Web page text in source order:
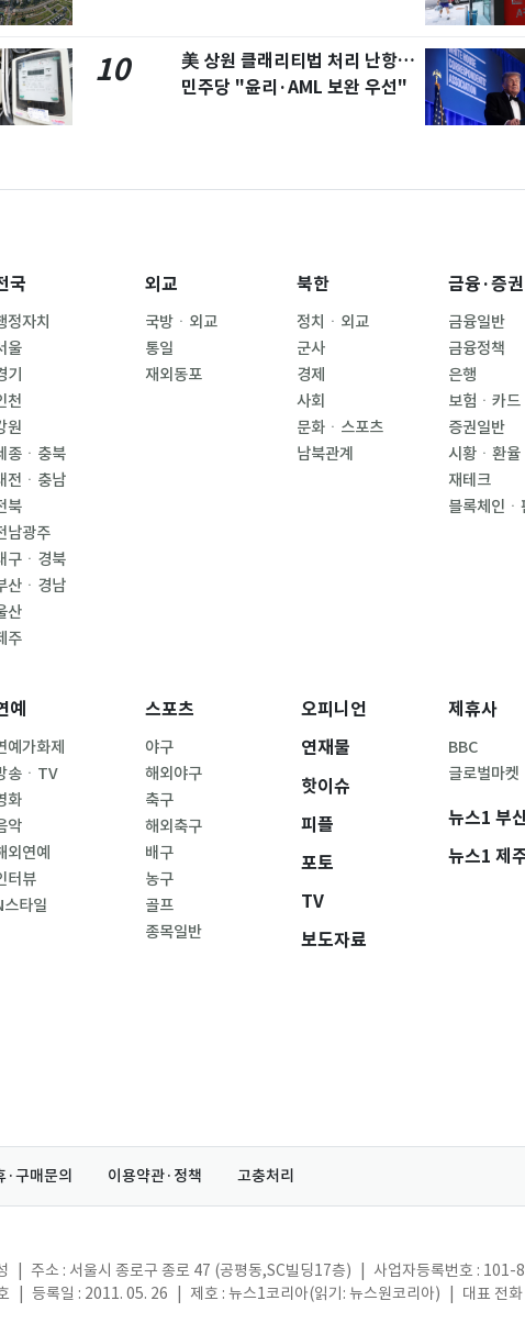
10
美 상원 클래리티법 처리 난항…
민주당 "윤리·AML 보완 우선"
국
정자치
울
기
천
원
종ㆍ충북
전ㆍ충남
북
남광주
구ㆍ경북
산ㆍ경남
산
주
외교
국방ㆍ외교
통일
재외동포
북한
정치ㆍ외교
군사
경제
사회
문화ㆍ스포츠
남북관계
금융·증권
금융일반
금융정책
은행
보험ㆍ카드
증권일반
시황ㆍ환율
재테크
블록체인ㆍ
예
예가화제
송ㆍTV
화
악
외연예
터뷰
스타일
스포츠
야구
해외야구
축구
해외축구
배구
농구
골프
종목일반
오피니언
연재물
핫이슈
피플
포토
TV
보도자료
제휴사
BBC
글로벌마켓
뉴스1 부
뉴스1 제
·구매문의 이용약관·정책 고충처리
주소 : 서울시 종로구 종로 47 (공평동,SC빌딩17층) 사업자등록번호 : 101-
등록일 : 2011. 05. 26 제호 : 뉴스1코리아(읽기: 뉴스원코리아) 대표 전